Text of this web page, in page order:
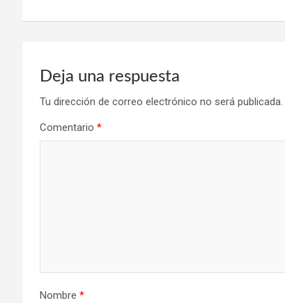
Deja una respuesta
Tu dirección de correo electrónico no será publicada.
Comentario *
Nombre *